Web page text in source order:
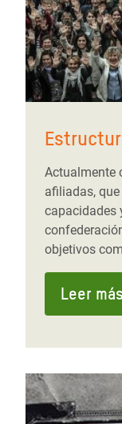
Actualmente
afiliadas,
capacidades
objetivos
Leer más